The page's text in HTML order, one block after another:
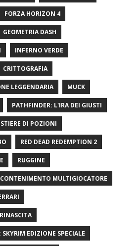
FORZA HORIZON 4
GEOMETRIA DASH
INFERNO VERDE
CRITTOGRAFIA
LEGGENDARIA MUCK
PATHFINDER: L'IRA DEI GIUSTI
DI POZIONI
RED DEAD REDEMPTION 2
RUGGINE
MULTIGIOCATORE
SKYRIM EDIZIONE SPECIALE